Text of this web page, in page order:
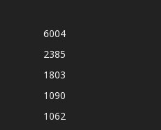
6004
2385
1803
1090
1062